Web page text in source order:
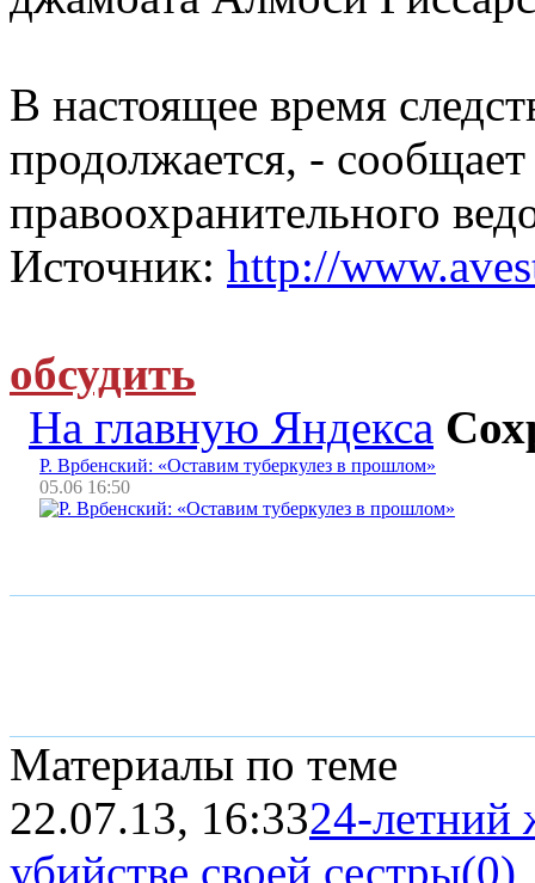
В настоящее время
продолжается, -
правоохранительного
Источник: http://
обсудить
На главную Яндекса
Р. Врбенский: «Оставим туберкулез в прошлом»
05.06 16:50
Материалы по теме
22.07.13, 16:3324-летний
убийстве своей сестры(0)